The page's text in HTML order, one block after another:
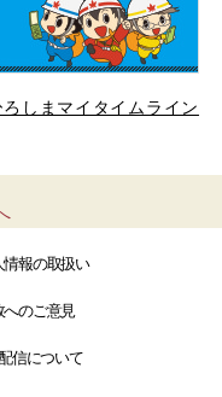
ろしまマイタイムライン
情報の取扱い
へのご意見
配信について